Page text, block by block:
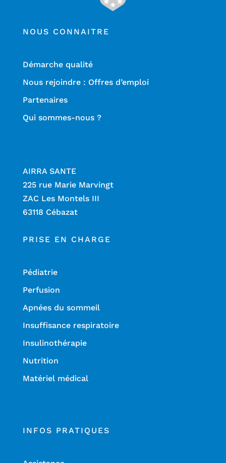
NOUS CONNAITRE
Démarche qualité
Nous rejoindre : Offres d’emploi
Partenaires
Qui sommes-nous ?
AIRRA SANTE
225 rue Marie Marvingt
ZAC Les Montels III
63118 Cébazat
PRISE EN CHARGE
Pédiatrie
Perfusion
Apnées du sommeil
Insuffisance respiratoire
Insulinothérapie
Nutrition
Matériel médical
INFOS PRATIQUES